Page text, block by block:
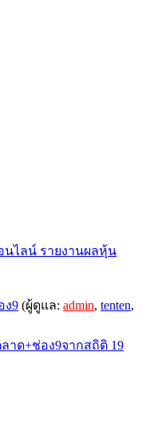
นไลน์ รายงานผลหุ้น
ง9 (ผู้ดูแล: admin, tenten,
าด+ช่อง9จากสถิติ 19